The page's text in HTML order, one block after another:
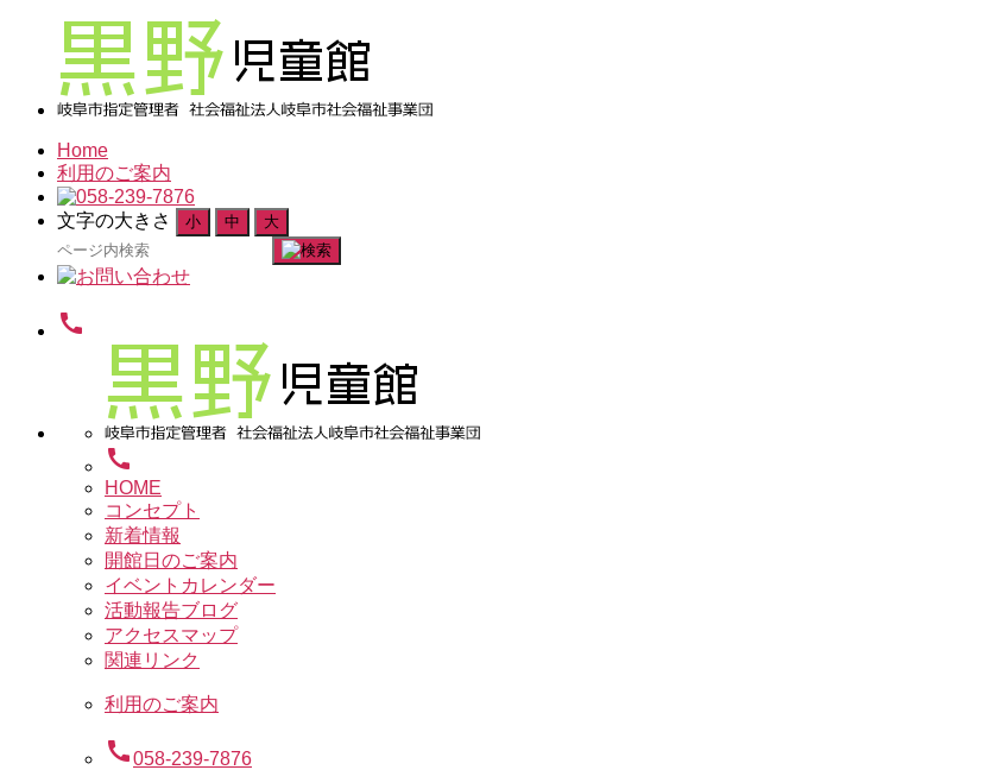
Home
利用のご案内
文字の大きさ 小 中 大
検
索
象:
call
call
HOME
コンセプト
新着情報
開館日のご案内
イベントカレンダー
活動報告ブログ
アクセスマップ
関連リンク
利用のご案内
call058-239-7876